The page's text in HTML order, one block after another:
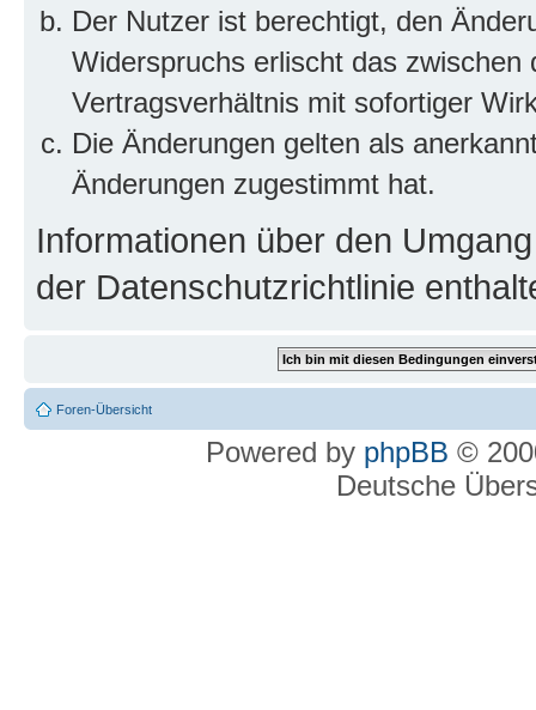
Der Nutzer ist berechtigt, den
Widerspruchs erlischt das
Vertragsverhältnis mit sofortiger
Die Änderungen gelten als
Änderungen zugestimmt hat.
Informationen über den
der Datenschutzrichtlinie
Foren-Übersicht
Powered by phpBB ©
Deutsche